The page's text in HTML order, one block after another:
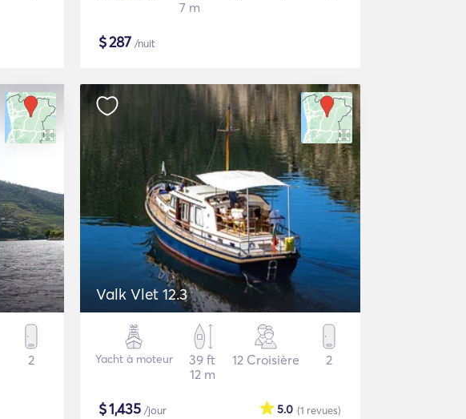
7 m
$287 /nuit
2
Valk Vlet 12.3
Yacht à moteur
39 ft
12 m
12 Croisière 2
$1,435 /jour (1 revues)
5.0